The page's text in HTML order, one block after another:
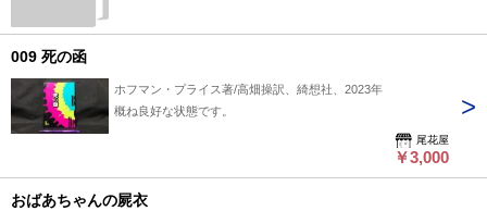
009 死の函
ホフマン・プライス著/高畑操訳、綺想社、2023年
概ね良好な状態です。
尾花屋
￥3,000
おばあちゃんの屍衣